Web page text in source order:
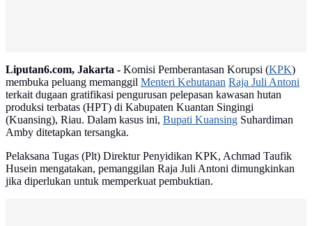
Liputan6.com, Jakarta - Komisi Pemberantasan Korupsi (KPK)
membuka peluang memanggil Menteri Kehutanan Raja Juli Antoni
terkait dugaan gratifikasi pengurusan pelepasan kawasan hutan
produksi terbatas (HPT) di Kabupaten Kuantan Singingi
(Kuansing), Riau. Dalam kasus ini, Bupati Kuansing Suhardiman
Amby ditetapkan tersangka.
Pelaksana Tugas (Plt) Direktur Penyidikan KPK, Achmad Taufik
Husein mengatakan, pemanggilan Raja Juli Antoni dimungkinkan
jika diperlukan untuk memperkuat pembuktian.